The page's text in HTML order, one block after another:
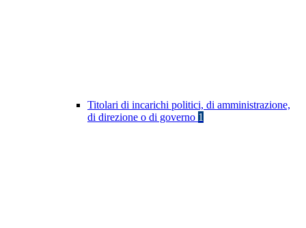
Titolari di incarichi politici, di amministrazione,
di direzione o di governo 1